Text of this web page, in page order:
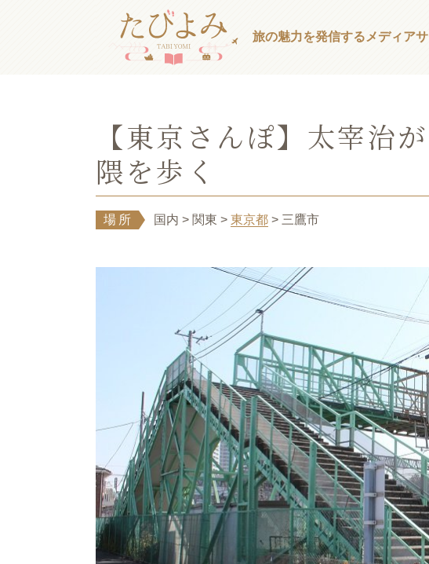
旅の魅力を発信する メディア
【東京さんぽ】太宰治
隈を歩く
場所 国内 > 関東 >東京都 > 三鷹市